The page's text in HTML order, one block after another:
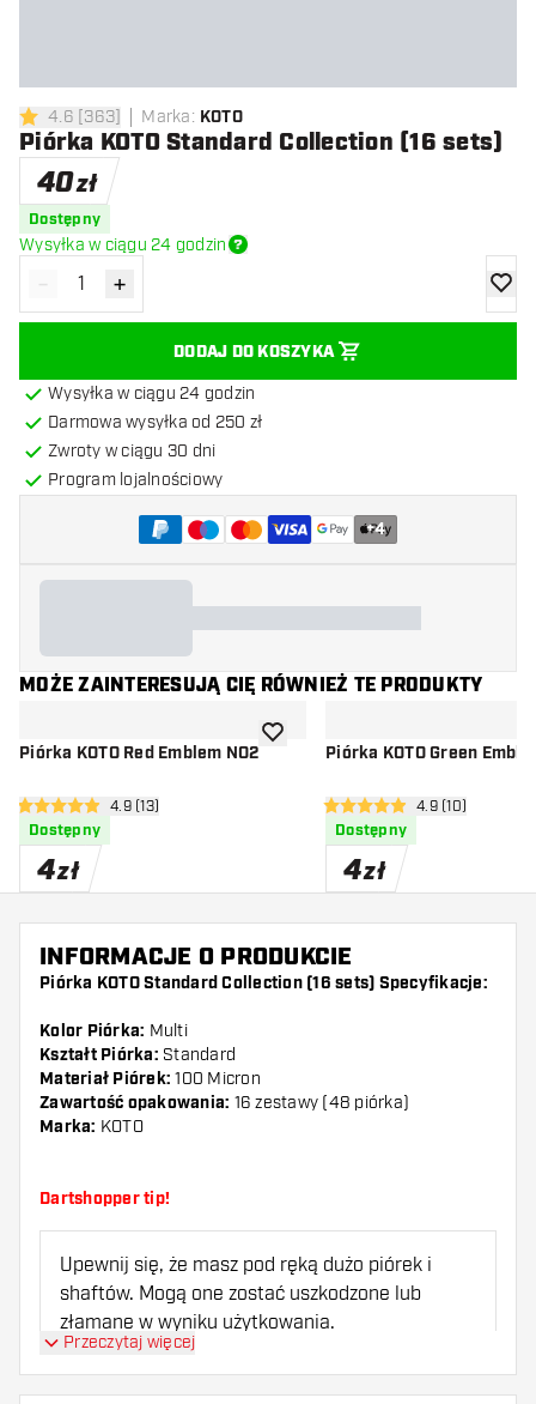
4.6 gwiazdki oceny
4.6 [363] Marka: KOTO
Piórka KOTO Standard Collection (16 sets)
40zł
Dostępny
Wysyłka w ciągu 24 godzin
Zmniejsz ilość
- Zwiększ ilość
+
DODAJ DO KOSZYKA
Wysyłka w ciągu 24 godzin
Darmowa wysyłka od 250 zł
Zwroty w ciągu 30 dni
Program lojalnościowy
+4
MOŻE ZAINTERESUJĄ CIĘ RÓWNIEŻ TE PRODUKTY
Piórka KOTO Red Emblem NO2
otwórz panel recenzji
4.9 gwiazdki oceny
4.9 (13)
Dostępny
4zł
dodaj do listy życzeń
Piórka KOTO Green
otwórz panel
4.9 gwiazdki oceny
4.9 (10)
Dostępny
4zł
INFORMACJE O PRODUKCIE
Piórka KOTO Standard Collection (16 sets) Specyfikacje:
Kolor Piórka: Multi
Kształt Piórka: Standard
Materiał Piórek: 100 Micron
Zawartość opakowania: 16 zestawy (48 piórka)
Marka: KOTO
Dartshopper tip!
Upewnij się, że masz pod ręką dużo piórek i
shaftów. Mogą one zostać uszkodzone lub
złamane w wyniku użytkowania.
Wypróbuj inny kształt, materiał lub grubość
Przeczytaj więcej